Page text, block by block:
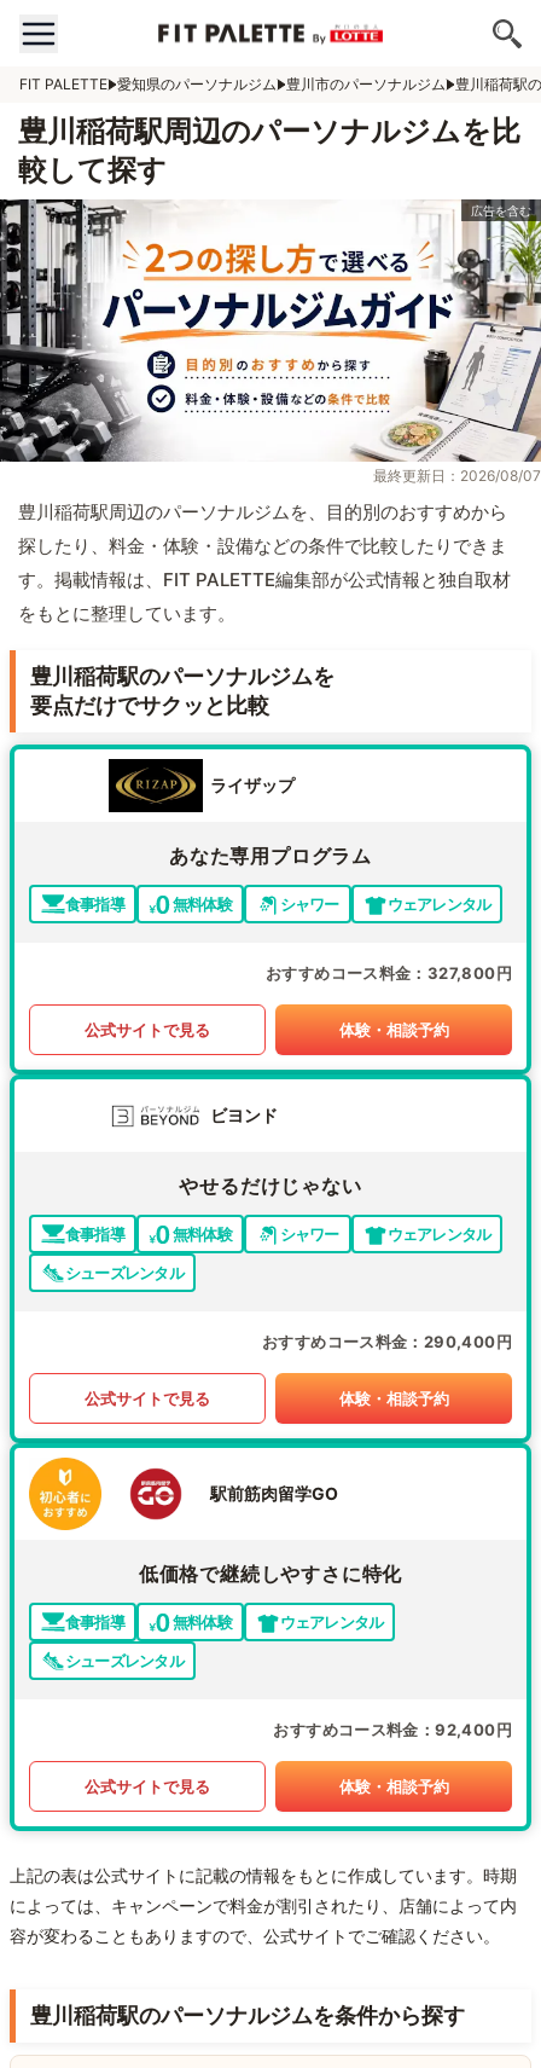
FIT PALETTE 愛知県のパーソナルジム 豊川市のパーソナルジム 豊川稲荷駅
豊川稲荷駅周辺のパーソナルジムを比
較して探す
最終更新日：2026/08/07
豊川稲荷駅周辺のパーソナルジムを、目的別のおすすめから
探したり、料金・体験・設備などの条件で比較したりできま
す。掲載情報は、FIT PALETTE編集部が公式情報と独自取材
をもとに整理しています。
豊川稲荷駅のパーソナルジムを
要点だけでサクッと比較
ライザップ
あなた専用プログラム
食事指導 無料体験 シャワー ウェアレンタル
おすすめコース料金 327,800円
公式サイトで見る 体験・相談予約
ビヨンド
やせるだけじゃない
食事指導 無料体験 シャワー
ウェアレンタル
シューズレンタル
おすすめコース料金 290,400円
公式サイトで見る 体験・相談予約
駅前筋肉留学GO
低価格で継続しやすさに特化
食事指導 無料体験
ウェアレンタル
シューズレンタル
おすすめコース料金 92,400円
公式サイトで見る 体験・相談予約
上記の表は公式サイトに記載の情報をもとに作成しています。時期
によっては、キャンペーンで料金が割引されたり、店舗によって内
容が変わることもありますので、公式サイトでご確認ください。
豊川稲荷駅のパーソナルジムを条件から探す